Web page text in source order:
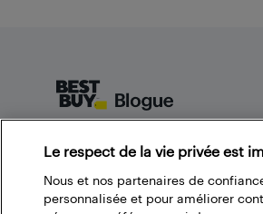
À propos du blogue de Best
Branchez-vous à la communauté
y trouver de super articles,
Le respect de la vie privée est
Nous et nos partenaires de
personnalisée et pour améliorer